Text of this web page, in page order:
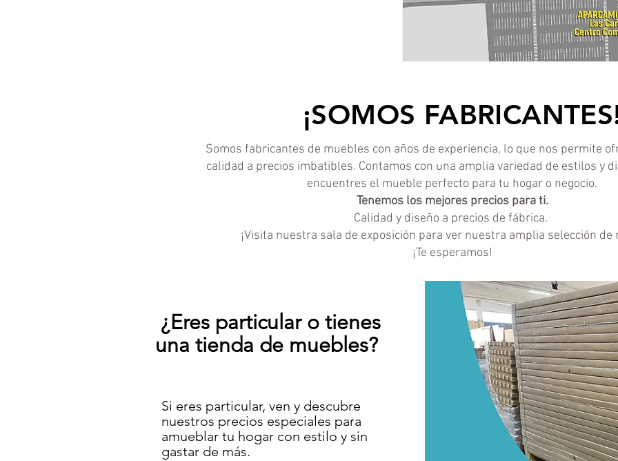
¡SOMOS
Somos fabricantes de muebles con años de experiencia, lo que nos permite
calidad a precios imbatibles. Contamos con una amplia variedad de estilos y
encuentres el mueble perfecto para tu hogar o negocio.
Tenemos los mejores precios para ti.
Calidad y diseño a precios de fábrica.
¡Visita nuestra sala de exposición para ver nuestra amplia selección de
¡Te esperamos!
​ ¿Eres particular o tienes
una tienda de muebles?
Si eres particular, ven y descubre
nuestros precios especiales para
amueblar tu hogar con estilo y sin
gastar de más.